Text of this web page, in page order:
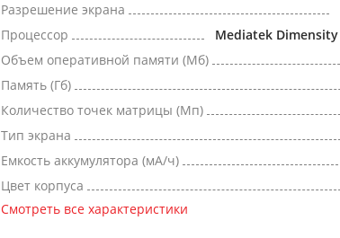
Разрешение экрана
Процессор
Mediatek
Объем оперативной памяти (Мб)
Память (Гб)
Количество точек матрицы (Мп)
Тип экрана
Емкость аккумулятора (мА/ч)
Цвет корпуса
Смотреть все характеристики